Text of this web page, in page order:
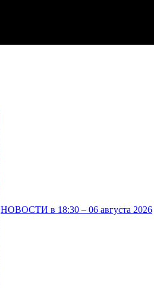
НОВОСТИ в 18:30 – 06 августа 2026